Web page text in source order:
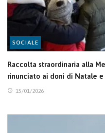
SOCIALE
Raccolta straordinaria alla
rinunciato ai doni di Natale
15/01/2026